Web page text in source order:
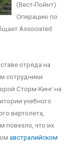
(Вест-Пойнт).
Операцию по
Associated
отряда на
сотрудники
Сторм-Кинг на
учебного
вертолета,
повезло, что их
австралийском